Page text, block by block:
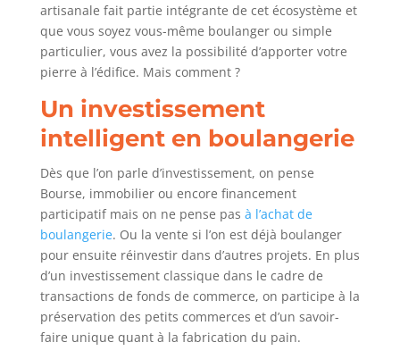
artisanale fait partie intégrante de cet écosystème et
que vous soyez vous-même boulanger ou simple
particulier, vous avez la possibilité d’apporter votre
pierre à l’édifice. Mais comment ?
Un investissement
intelligent en boulangerie
Dès que l’on parle d’investissement, on pense
Bourse, immobilier ou encore financement
participatif mais on ne pense pas à l’achat de
boulangerie. Ou la vente si l’on est déjà boulanger
pour ensuite réinvestir dans d’autres projets. En plus
d’un investissement classique dans le cadre de
transactions de fonds de commerce, on participe à la
préservation des petits commerces et d’un savoir-
faire unique quant à la fabrication du pain.